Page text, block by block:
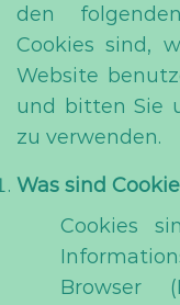
den
Cookies sind,
Website
und bitten Sie
zu verwenden.
Was sind
Cookies
Browser